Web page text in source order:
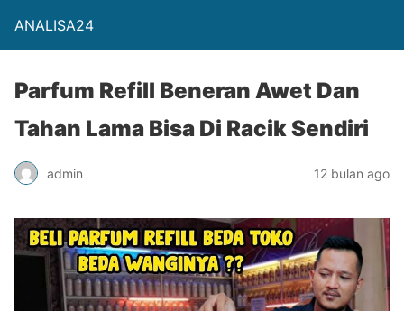
ANALISA24
Parfum Refill Beneran Awet Dan
Tahan Lama Bisa Di Racik Sendiri
admin 12 bulan ago